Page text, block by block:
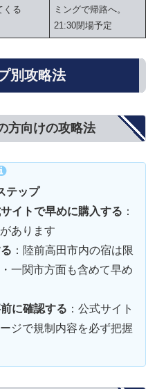
くる
ミングで帰路へ。
21:30閉場予定
別攻略法
方向けの攻略法
テップ
イトで早めに購入する ：
あります
：陸前高田市内の宿は限
一関市方面も含めて早め
に確認する ：公式サイト
ジで規制内容を必ず把握